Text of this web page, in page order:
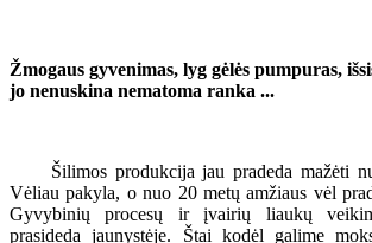
Žmogaus gyvenimas, lyg gėlės pumpuras,
jo nenuskina nematoma ranka ...
Šilimos produkcija jau pradeda mažėti
Vėliau pakyla, o nuo 20 metų amžiaus vėl
Gyvybinių procesų ir įvairių liaukų
prasideda jaunystėje. Štai kodėl galime